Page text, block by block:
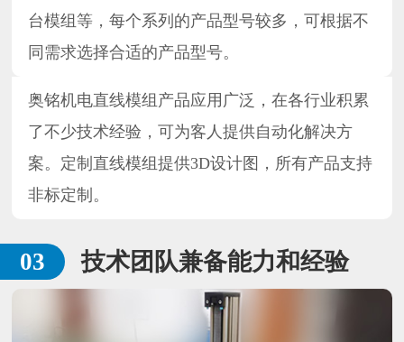
台模组等，每个系列的产品型号较多，可根据不
同需求选择合适的产品型号。
奥铭机电直线模组产品应用广泛，在各行业积累
了不少技术经验，可为客人提供自动化解决方
案。定制直线模组提供3D设计图，所有产品支持
非标定制。
技术团队兼备能力和经验